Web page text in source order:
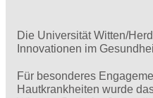
Die Universität Witten/
Innovationen im
Für besonderes
Hautkrankheiten wurde